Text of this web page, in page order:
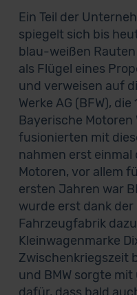
Ein Teil der
spiegelt sich bis
blau-weißen
als Flügel eines
und verweisen auf
Werke AG (BFW),
Bayerische Motoren
fusionierten mit
nahmen erst einmal
Motoren, vor allem
ersten Jahren war
wurde erst dank
Fahrzeugfabrik
Kleinwagenmarke
Zwischenkriegszeit
und BMW sorgte